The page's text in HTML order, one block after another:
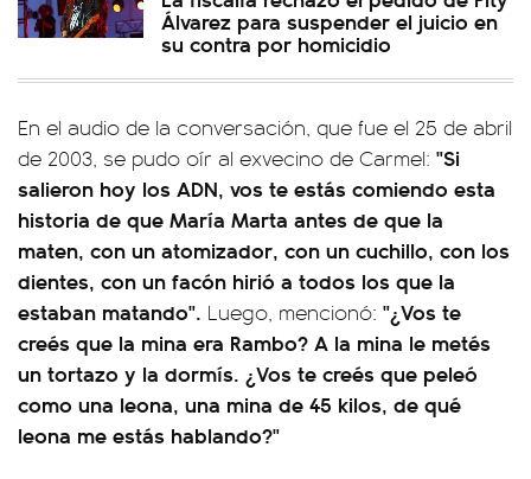
Álvarez para suspender el juicio en
su contra por homicidio
En el audio de la conversación, que fue el 25 de abril
de 2003, se pudo oír al exvecino de Carmel: "Si
salieron hoy los ADN, vos te estás comiendo esta
historia de que María Marta antes de que la
maten, con un atomizador, con un cuchillo, con los
dientes, con un facón hirió a todos los que la
estaban matando". Luego, mencionó: "¿Vos te
creés que la mina era Rambo? A la mina le metés
un tortazo y la dormís. ¿Vos te creés que peleó
como una leona, una mina de 45 kilos, de qué
leona me estás hablando?"